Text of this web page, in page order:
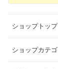
ショップトップ
ショップカテ